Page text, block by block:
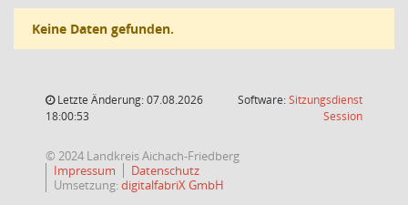
Keine Daten gefunden.
Letzte Änderung: 07.08.2026
18:00:53
Software:Sitzungsdienst
Session(Wird in
© 2024 Landkreis Aichach-Friedberg
Impressum
Datenschutz
Umsetzung:digitalfabriX GmbH